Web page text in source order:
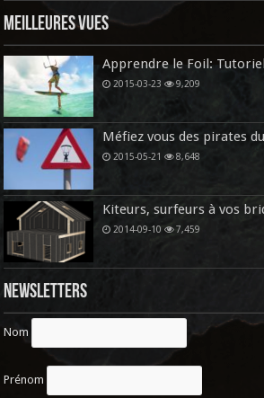
Meilleures vues
Apprendre le Foil:
2015-03-23 9,209
Méfiez vous des pirates
2015-05-21 8,648
Kiteurs, surfeurs à vos
2014-09-10 7,459
Newsletters
Nom
Prénom